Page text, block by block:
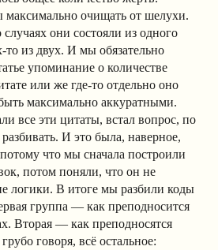
максимально очищать от шелухи.
они состояли из одного
из двух. И мы обязательно
упоминание о количестве
или же где-то отдельно оно
максимально аккуратными.
все эти цитаты, встал вопрос, по
И это была, наверное,
что мы сначала построили
потом поняли, что он не
логики. В итоге мы разбили коды
группа — как преподносится
Вторая — как преподносятся
говоря, всё остальное: